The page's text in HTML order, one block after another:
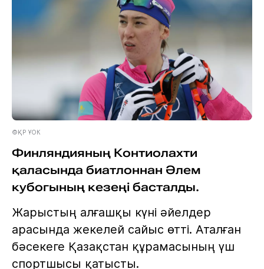
©ҚР ҰОК
Финляндияның Контиолахти
қаласында биатлоннан Әлем
кубогының кезеңі басталды.
Жарыстың алғашқы күні әйелдер
арасында жекелей сайыс өтті. Аталған
бәсекеге Қазақстан құрамасының үш
спортшысы қатысты.